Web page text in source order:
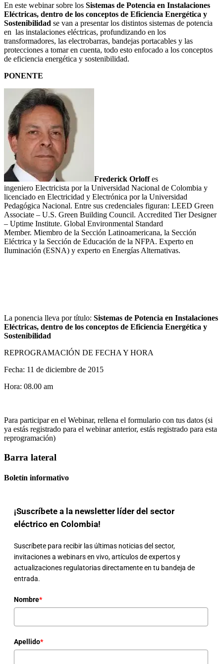
En este webinar sobre los Sistemas de Potencia en Instalaciones
Eléctricas, dentro de los conceptos de Eficiencia Energética y
Sostenibilidad se van a presentar los distintos sistemas de potencia
en las instalaciones eléctricas, profundizando en los
transformadores, las electrobarras, bandejas portacables y las
protecciones a tomar en cuenta, todo esto enfocado a los conceptos
de eficiencia energética y sostenibilidad.
PONENTE
Frederick Orloffes
ingeniero Electricista por la Universidad Nacional de Colombia y
licenciado en Electricidad y Electrónica por la Universidad
Pedagógica Nacional. Entre sus credenciales figuran: LEED Green
Associate – U.S. Green Building Council. Accredited Tier Designer
– Uptime Institute. Global Environmental Standard
Member. Miembro de la Sección Latinoamericana, la Sección
Eléctrica y la Sección de Educación de la NFPA. Experto en
Iluminación (ESNA) y experto en Energías Alternativas.
La ponencia lleva por título: Sistemas de Potencia en Instalaciones
Eléctricas, dentro de los conceptos de Eficiencia Energética y
Sostenibilidad
REPROGRAMACIÓN DE FECHA Y HORA
Fecha: 11 de diciembre de 2015
Hora: 08.00 am
Para participar en el Webinar, rellena el formulario con tus datos (si
ya estás registrado para el webinar anterior, estás registrado para esta
reprogramación)
Barra lateral
Boletín informativo
¡Suscríbete a la newsletter líder del sector
eléctrico en Colombia!
Suscríbete para recibir las últimas noticias del sector,
invitaciones a webinars en vivo, artículos de expertos y
actualizaciones regulatorias directamente en tu bandeja de
entrada.
Nombre*
Apellido*